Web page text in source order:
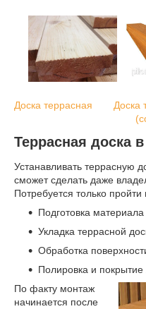
Доска террасная
Доска
Террасная доска
Устанавливать террасную
сможет сделать даже
Потребуется только
Подготовка материала
Укладка террасной
Обработка
Полировка и
По факту монтаж
начинается после